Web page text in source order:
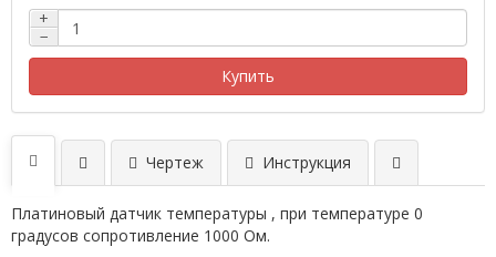
+
−
Купить
Чертеж Инструкция
Платиновый датчик температуры , при температуре 0
градусов сопротивление 1000 Ом.